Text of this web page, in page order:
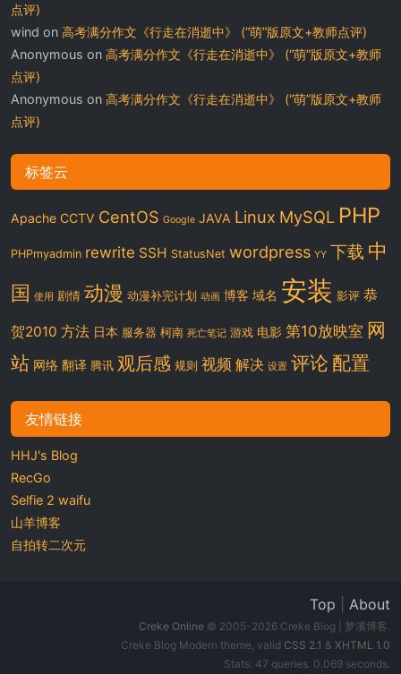
点评)
wind on 高考满分作文《行走在消逝中》 (“萌”版原文+教师点评)
Anonymous on 高考满分作文《行走在消逝中》 (“萌”版原文+教师
点评)
Anonymous on 高考满分作文《行走在消逝中》 (“萌”版原文+教师
点评)
标签云
Apache CCTV CentOS Google JAVA Linux MySQL PHP
PHPmyadmin rewrite SSH StatusNet wordpress YY 下载 中
国 使用 剧情 动漫 动漫补完计划 动画 博客 域名 安装 影评 恭
贺2010 方法 日本 服务器 柯南 死亡笔记 游戏 电影 第10放映室 网
站 网络 翻译 腾讯 观后感 规则 视频 解决 设置 评论 配置
友情链接
HHJ's Blog
RecGo
Selfie 2 waifu
山羊博客
自拍转二次元
Top About
Creke Online © 2005-2026 Creke Blog | 梦溪博客.
Creke Blog Modern theme, valid CSS 2.1 & XHTML 1.0
Stats: 47 queries. 0.069 seconds.